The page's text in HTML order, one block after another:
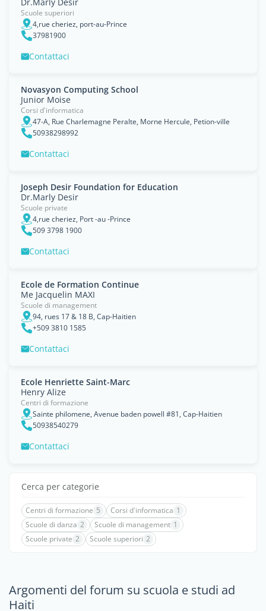
Scuole superiori
4,rue cheriez, port-au-Prince
37981900
Contattaci
Novasyon Computing School
Junior Moise
Corsi d'informatica
47-A, Rue Charlemagne Peralte, Morne Hercule, Petion-ville
50938298992
Contattaci
Joseph Desir Foundation for Education
Dr.Marly Desir
Scuole private
4,rue cheriez, Port -au -Prince
509 3798 1900
Contattaci
Ecole de Formation Continue
Me Jacquelin MAXI
Scuole di management
94, rues 17 & 18 B, Cap-Haitien
+509 3810 1585
Contattaci
Ecole Henriette Saint-Marc
Henry Alize
Centri di formazione
Sainte philomene, Avenue baden powell #81, Cap-Haitien
50938540279
Contattaci
Cerca per categorie
Centri di formazione 5 Corsi d'informatica 1
Scuole di danza 2 Scuole di management 1
Scuole private 2 Scuole superiori 2
Argomenti del forum su scuola e studi ad
Haiti